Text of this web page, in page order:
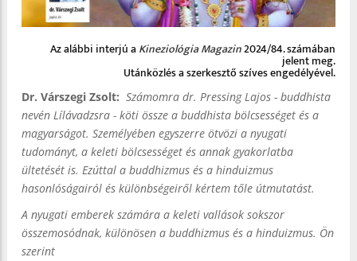
Az alábbi interjú aKineziológia Magazin2024/84. számában
jelent meg.
Utánközlés a szerkesztő szíves engedélyével.
Dr. Várszegi Zsolt: Számomra dr. Pressing Lajos - buddhista
nevén Lílávadzsra - köti össze a buddhista bölcsességet és a
magyarságot. Személyében egyszerre ötvözi a nyugati
tudományt, a keleti bölcsességet és annak gyakorlatba
ültetését is. Ezúttal a buddhizmus és a hinduizmus
hasonlóságairól és különbségeiről kértem tőle útmutatást.
A nyugati emberek számára a keleti vallások sokszor
összemosódnak, különösen a buddhizmus és a hinduizmus. Ön
szerint